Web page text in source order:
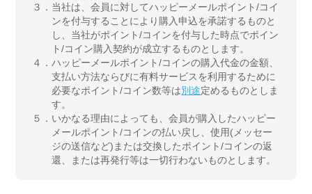
３． 当社は、会員に対してハッピーメールポイント/コイ
ンを付与することにより購入申込を承諾するものと
し、当社がポイント/コインを付与した時点でポイン
ト/コイン購入契約が成立するものとします。
４．ハッピーメールポイント/コインの購入代金の金額、
支払い方法ならびに有料サービスを利用するために
必要なポイント/コイン数等は別途定めるものとしま
す。
５． いかなる理由によっても、会員が購入したハッピー
メールポイント/コインの払い戻し、使用(メッセー
ジの送信など)または交換したポイント/コインの返
還、または再発行等は一切行わないものとします。